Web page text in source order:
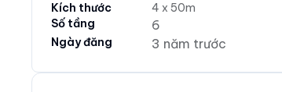
Kích thước
4 x 50m
Số tầng
6
Ngày đăng 3 năm trước